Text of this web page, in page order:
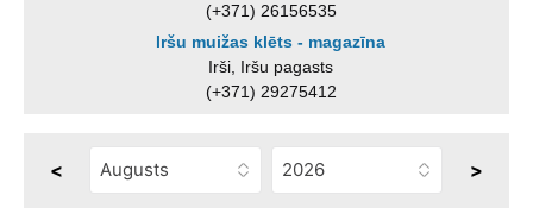
(+371) 26156535
Iršu muižas klēts - magazīna
Irši, Iršu pagasts
(+371) 29275412
< >